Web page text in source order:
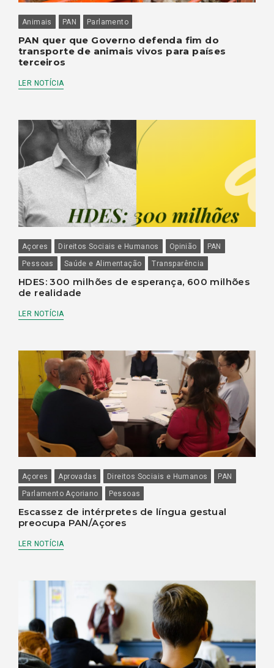
Animais PAN Parlamento
PAN quer que Governo defenda fim do
transporte de animais vivos para países
terceiros
LER NOTÍCIA
Açores Direitos Sociais e Humanos Opinião
PAN
Pessoas
Saúde e Alimentação Transparência
HDES: 300 milhões de esperança, 600 milhões
de realidade
LER NOTÍCIA
Açores Aprovadas Direitos Sociais e Humanos
PAN
Parlamento Açoriano
Pessoas
Escassez de intérpretes de língua gestual
preocupa PAN/Açores
LER NOTÍCIA